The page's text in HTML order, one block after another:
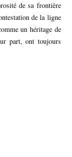
de sa frontière
de la ligne
un héritage de
part, ont toujours